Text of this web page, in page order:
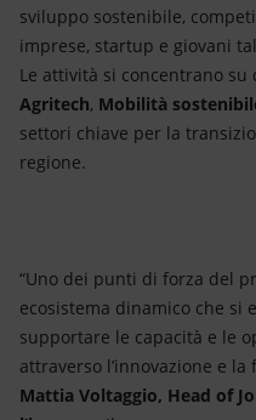
sviluppo sostenibile,
imprese, startup e giovani
Le attività si concentrano
Agritech, Mobilità
settori chiave per la
regione.
“Uno dei punti di forza del
ecosistema dinamico che si
supportare le capacità e le
attraverso l’innovazione e
Mattia Voltaggio, Head of